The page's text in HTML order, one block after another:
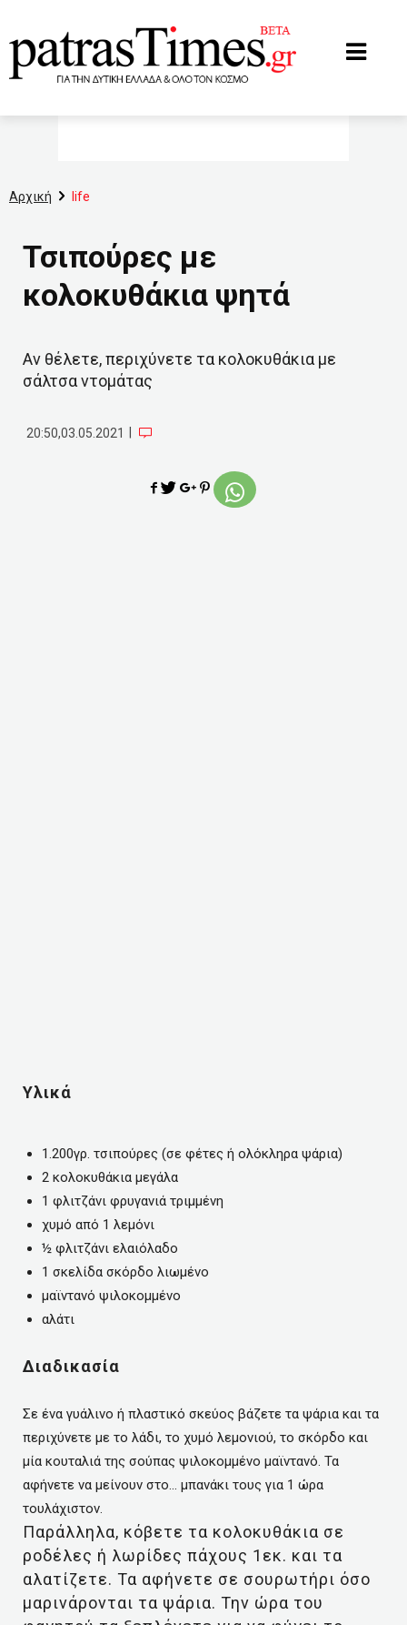
Αρχική life
Τσιπούρες με
κολοκυθάκια ψητά
Αν θέλετε, περιχύνετε τα κολοκυθάκια με
σάλτσα ντομάτας
20:50,03.05.2021
Υλικά
1.200γρ. τσιπούρες (σε φέτες ή ολόκληρα ψάρια)
2 κολοκυθάκια μεγάλα
1 φλιτζάνι φρυγανιά τριμμένη
χυμό από 1 λεμόνι
½ φλιτζάνι ελαιόλαδο
1 σκελίδα σκόρδο λιωμένο
μαϊντανό ψιλοκομμένο
αλάτι
Διαδικασία
Σε ένα γυάλινο ή πλαστικό σκεύος βάζετε τα ψάρια και τα
περιχύνετε με το λάδι, το χυμό λεμονιού, το σκόρδο και
μία κουταλιά της σούπας ψιλοκομμένο μαϊντανό. Τα
αφήνετε να μείνουν στο… μπανάκι τους για 1 ώρα
τουλάχιστον.
Παράλληλα, κόβετε τα κολοκυθάκια σε
ροδέλες ή λωρίδες πάχους 1εκ. και τα
αλατίζετε. Τα αφήνετε σε σουρωτήρι όσο
μαρινάρονται τα ψάρια. Την ώρα του